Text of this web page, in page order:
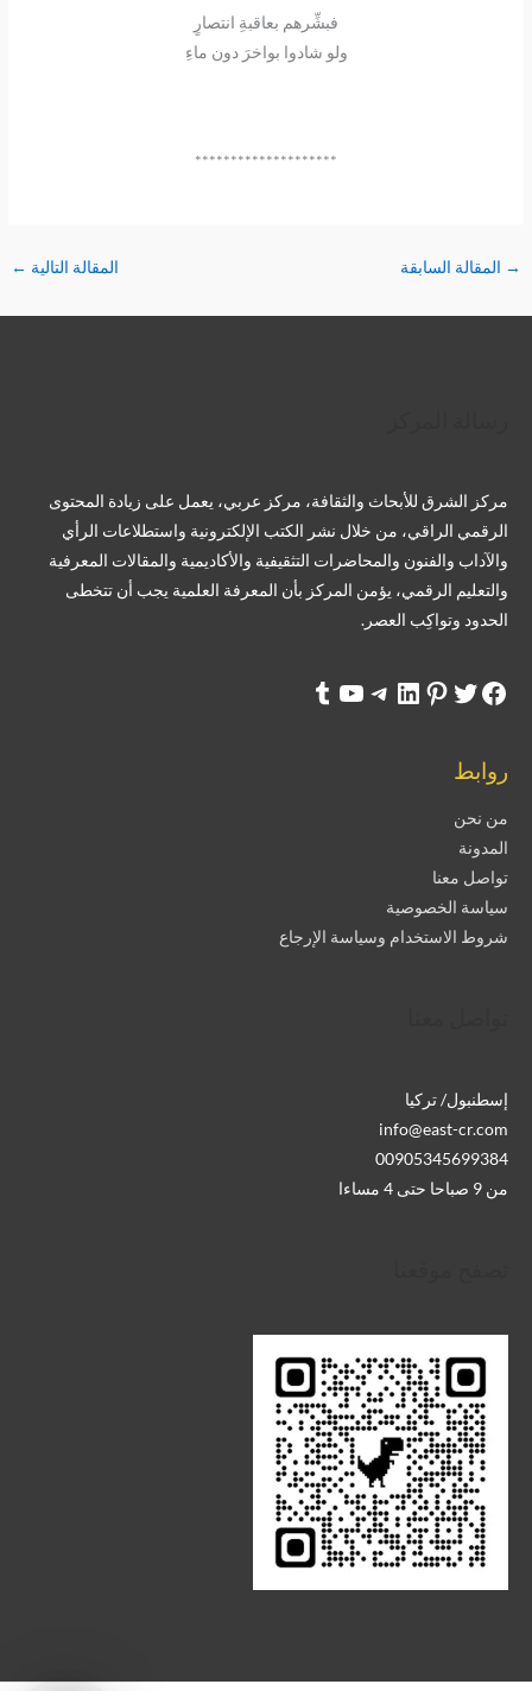
فبشِّرهم بعاقبةِ انتصارٍ
ولو شادوا بواخرَ دون ماءِ
********************
→ المقالة السابقة المقالة التالية ←
مركز الشرق للأبحاث والثقافة، مركز عربي، يعمل على زيادة المحتوى
الرقمي الراقي، من خلال نشر الكتب الإلكترونية واستطلاعات الرأي
والآداب والفنون والمحاضرات التثقيفية والأكاديمية والمقالات المعرفية
والتعليم الرقمي، يؤمن المركز بأن المعرفة العلمية يجب أن تتخطى
الحدود وتواكِب العصر.
روابط
من نحن
المدونة
تواصل معنا
سياسة الخصوصية
شروط الاستخدام وسياسة الإرجاع
إسطنبول/ تركيا
info@east-cr.com
00905345699384
من 9 صباحا حتى 4 مساءا